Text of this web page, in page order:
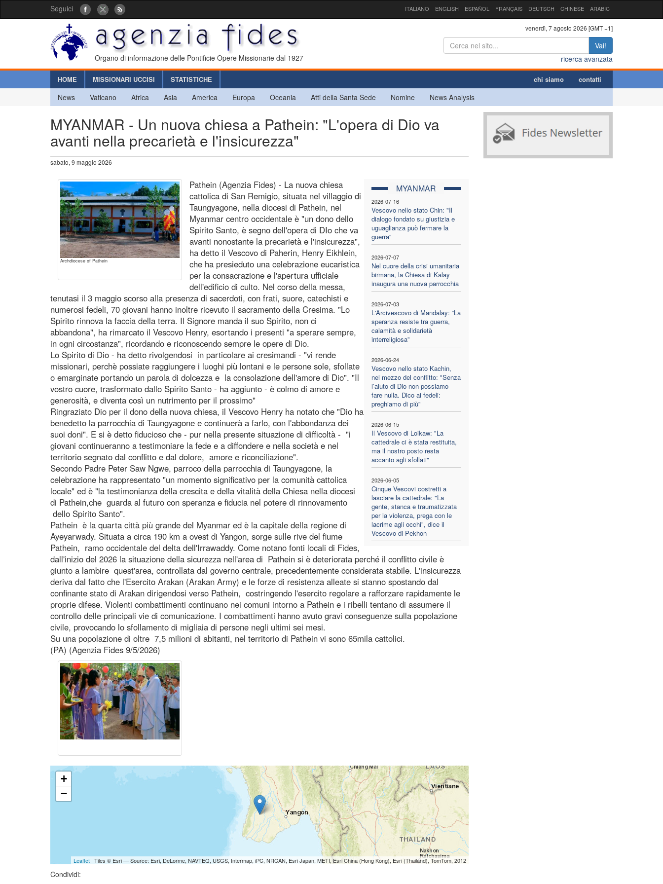
Seguici ITALIANO ENGLISH ESPAÑOL FRANÇAIS DEUTSCH CHINESE ARABIC
Organo di informazione delle Pontificie Opere Missionarie dal 1927
venerdì, 7 agosto 2026 [GMT +1]
Vai!
ricerca avanzata
HOME MISSIONARI UCCISI STATISTICHE chi siamo contatti
News Vaticano Africa Asia America Europa Oceania Atti della Santa Sede Nomine News Analysis
MYANMAR - Un nuova chiesa a Pathein: "L'opera di Dio va
avanti nella precarietà e l'insicurezza"
sabato, 9 maggio 2026
Archdiocese of Pathein
MYANMAR
2026-07-16
Vescovo nello stato Chin: "Il
dialogo fondato su giustizia e
uguaglianza può fermare la
guerra"
2026-07-07
Nel cuore della crisi umanitaria
birmana, la Chiesa di Kalay
inaugura una nuova parrocchia
2026-07-03
L'Arcivescovo di Mandalay: “La
speranza resiste tra guerra,
calamità e solidarietà
interreligiosa”
2026-06-24
Vescovo nello stato Kachin,
nel mezzo del conflitto: "Senza
l’aiuto di Dio non possiamo
fare nulla. Dico ai fedeli:
preghiamo di più"
2026-06-15
Il Vescovo di Loikaw: "La
cattedrale ci è stata restituita,
ma il nostro posto resta
accanto agli sfollati"
2026-06-05
Cinque Vescovi costretti a
lasciare la cattedrale: "La
gente, stanca e traumatizzata
per la violenza, prega con le
lacrime agli occhi", dice il
Vescovo di Pekhon
Pathein (Agenzia Fides) - La nuova chiesa
cattolica di San Remigio, situata nel villaggio di
Taungyagone, nella diocesi di Pathein, nel
Myanmar centro occidentale è "un dono dello
Spirito Santo, è segno dell'opera di DIo che va
avanti nonostante la precarietà e l'insicurezza",
ha detto il Vescovo di Paherin, Henry Eikhlein,
che ha presieduto una celebrazione eucaristica
per la consacrazione e l'apertura ufficiale
dell'edificio di culto. Nel corso della messa,
tenutasi il 3 maggio scorso alla presenza di sacerdoti, con frati, suore, catechisti e
numerosi fedeli, 70 giovani hanno inoltre ricevuto il sacramento della Cresima. "Lo
Spirito rinnova la faccia della terra. Il Signore manda il suo Spirito, non ci
abbandona", ha rimarcato il Vescovo Henry, esortando i presenti "a sperare sempre,
in ogni circostanza", ricordando e riconoscendo sempre le opere di Dio.
Lo Spirito di Dio - ha detto rivolgendosi in particolare ai cresimandi - "vi rende
missionari, perchè possiate raggiungere i luoghi più lontani e le persone sole, sfollate
o emarginate portando un parola di dolcezza e la consolazione dell'amore di Dio". "Il
vostro cuore, trasformato dallo Spirito Santo - ha aggiunto - è colmo di amore e
generosità, e diventa così un nutrimento per il prossimo"
Ringraziato Dio per il dono della nuova chiesa, il Vescovo Henry ha notato che "Dio ha
benedetto la parrocchia di Taungyagone e continuerà a farlo, con l'abbondanza dei
suoi doni". E si è detto fiducioso che - pur nella presente situazione di difficoltà - "i
giovani continueranno a testimoniare la fede e a diffondere e nella società e nel
territorio segnato dal conflitto e dal dolore, amore e riconciliazione".
Secondo Padre Peter Saw Ngwe, parroco della parrocchia di Taungyagone, la
celebrazione ha rappresentato "un momento significativo per la comunità cattolica
locale" ed è "la testimonianza della crescita e della vitalità della Chiesa nella diocesi
di Pathein,che guarda al futuro con speranza e fiducia nel potere di rinnovamento
dello Spirito Santo".
Pathein è la quarta città più grande del Myanmar ed è la capitale della regione di
Ayeyarwady. Situata a circa 190 km a ovest di Yangon, sorge sulle rive del fiume
Pathein, ramo occidentale del delta dell'Irrawaddy. Come notano fonti locali di Fides,
dall'inizio del 2026 la situazione della sicurezza nell'area di Pathein si è deteriorata perché il conflitto civile è
giunto a lambire quest'area, controllata dal governo centrale, precedentemente considerata stabile. L'insicurezza
deriva dal fatto che l'Esercito Arakan (Arakan Army) e le forze di resistenza alleate si stanno spostando dal
confinante stato di Arakan dirigendosi verso Pathein, costringendo l'esercito regolare a rafforzare rapidamente le
proprie difese. Violenti combattimenti continuano nei comuni intorno a Pathein e i ribelli tentano di assumere il
controllo delle principali vie di comunicazione. I combattimenti hanno avuto gravi conseguenze sulla popolazione
civile, provocando lo sfollamento di migliaia di persone negli ultimi sei mesi.
Su una popolazione di oltre 7,5 milioni di abitanti, nel territorio di Pathein vi sono 65mila cattolici.
(PA) (Agenzia Fides 9/5/2026)
+
−
Leaflet| Tiles © Esri — Source: Esri, DeLorme, NAVTEQ, USGS, Intermap, iPC, NRCAN, Esri Japan, METI, Esri China (Hong Kong), Esri (Thailand), TomTom, 2012
Condividi: